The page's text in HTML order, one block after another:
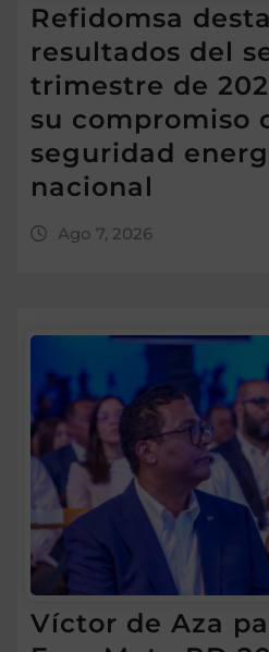
Refidomsa
resultados del
trimestre de
su compromiso
seguridad
nacional
Ago 7, 2026
Víctor de Aza